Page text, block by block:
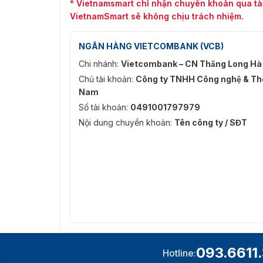
cổng
Liên hệ với chúng tôi qua hotline:
Chúng tôi hân hành được phục vụ quý
* Vietnamsmart chỉ nhận chuyển khoản qua
VietnamSmart sẽ không chịu trách nhiệm.
NGÂN HÀNG VIETCOMBANK (VCB)
Chi nhánh: Vietcombank – CN Thăng Long Hà
Chủ tài khoản: Công ty TNHH Công nghệ &
Nam
Số tài khoản: 0491001797979
Nội dung chuyển khoản: Tên công ty / SĐT
Hotline: